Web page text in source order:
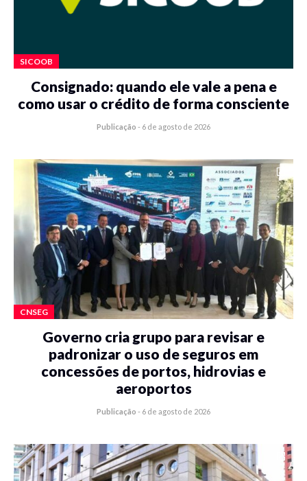
SICOOB
Consignado: quando ele vale a pena e
como usar o crédito de forma consciente
Publicação - 6 de agosto de 2026
CNSEG
Governo cria grupo para revisar e
padronizar o uso de seguros em
concessões de portos, hidrovias e
aeroportos
Publicação - 6 de agosto de 2026